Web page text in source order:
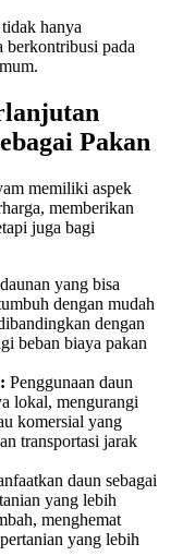
hanya
berkontribusi pada
Pakan
memiliki aspek
memberikan
juga bagi
yang bisa
dengan mudah
dengan
beban biaya pakan
Penggunaan daun
lokal, mengurangi
komersial yang
transportasi jarak
daun sebagai
yang lebih
menghemat
yang lebih